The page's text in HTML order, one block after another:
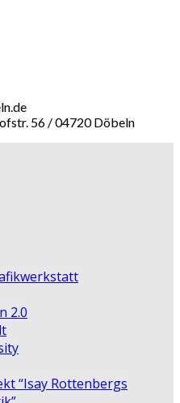
56 / 04720 Döbeln
2.0
“Isay Rottenbergs